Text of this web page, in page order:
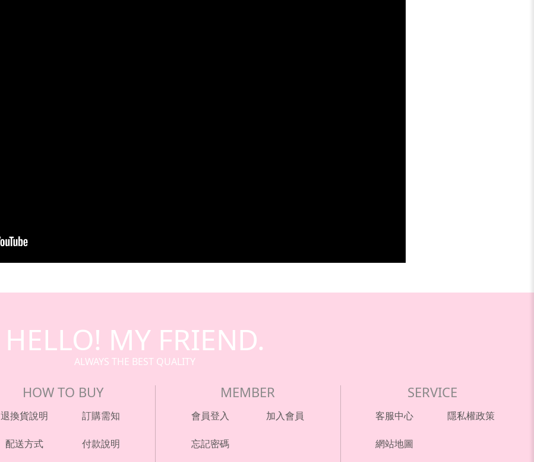
HELLO! MY FRIEND.
ALWAYS THE BEST QUALITY
HOW TO BUY
退換貨說明 訂購需知
配送方式 付款說明
MEMBER
會員登入 加入會員
忘記密碼
SERVICE
客服中心 隱私權政策
網站地圖